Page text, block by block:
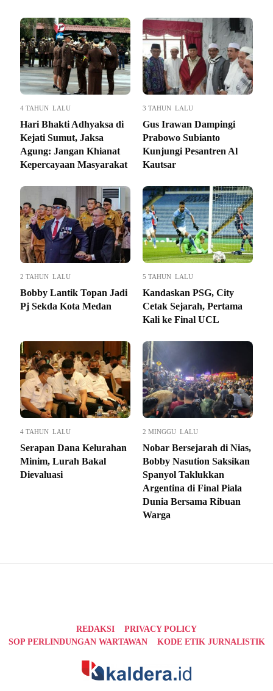
4 TAHUN LALU
Hari Bhakti Adhyaksa di
Kejati Sumut, Jaksa
Agung: Jangan Khianat
Kepercayaan Masyarakat
3 TAHUN LALU
Gus Irawan Dampingi
Prabowo Subianto
Kunjungi Pesantren Al
Kautsar
2 TAHUN LALU
Bobby Lantik Topan Jadi
Pj Sekda Kota Medan
5 TAHUN LALU
Kandaskan PSG, City
Cetak Sejarah, Pertama
Kali ke Final UCL
4 TAHUN LALU
Serapan Dana Kelurahan
Minim, Lurah Bakal
Dievaluasi
2 MINGGU LALU
Nobar Bersejarah di Nias,
Bobby Nasution Saksikan
Spanyol Taklukkan
Argentina di Final Piala
Dunia Bersama Ribuan
Warga
REDAKSI
PRIVACY POLICY
SOP PERLINDUNGAN WARTAWAN
KODE ETIK JURNALISTIK